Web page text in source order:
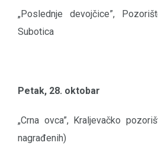
„Poslednje devojčice”,
Subotica
Petak, 28. oktobar
„Crna ovca”, Kraljevačko
nagrađenih)